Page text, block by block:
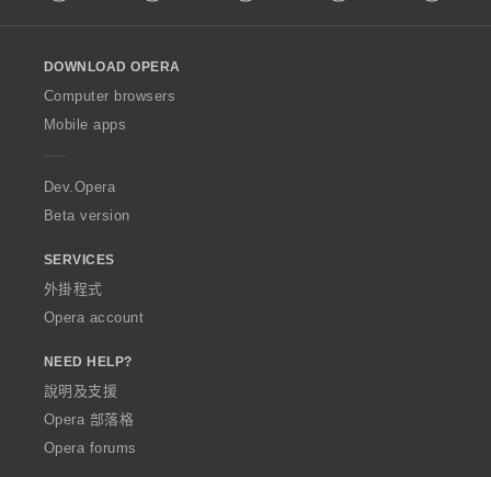
w
O
p
a
DOWNLOAD OPERA
Computer browsers
Mobile apps
Dev.Opera
Beta version
SERVICES
外掛程式
Opera account
NEED HELP?
說明及支援
Opera 部落格
Opera forums